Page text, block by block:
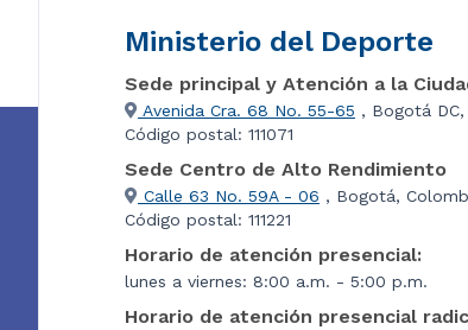
Ministerio del Deporte
Sede principal y Atención a la
Avenida Cra. 68 No. 55-65 , Bogotá
Código postal: 111071
Sede Centro de Alto Rendimiento
Calle 63 No. 59A - 06 , Bogotá,
Código postal: 111221
Horario de atención presencial:
lunes a viernes: 8:00 a.m. - 5:00 p.m.
Horario de atención presencial